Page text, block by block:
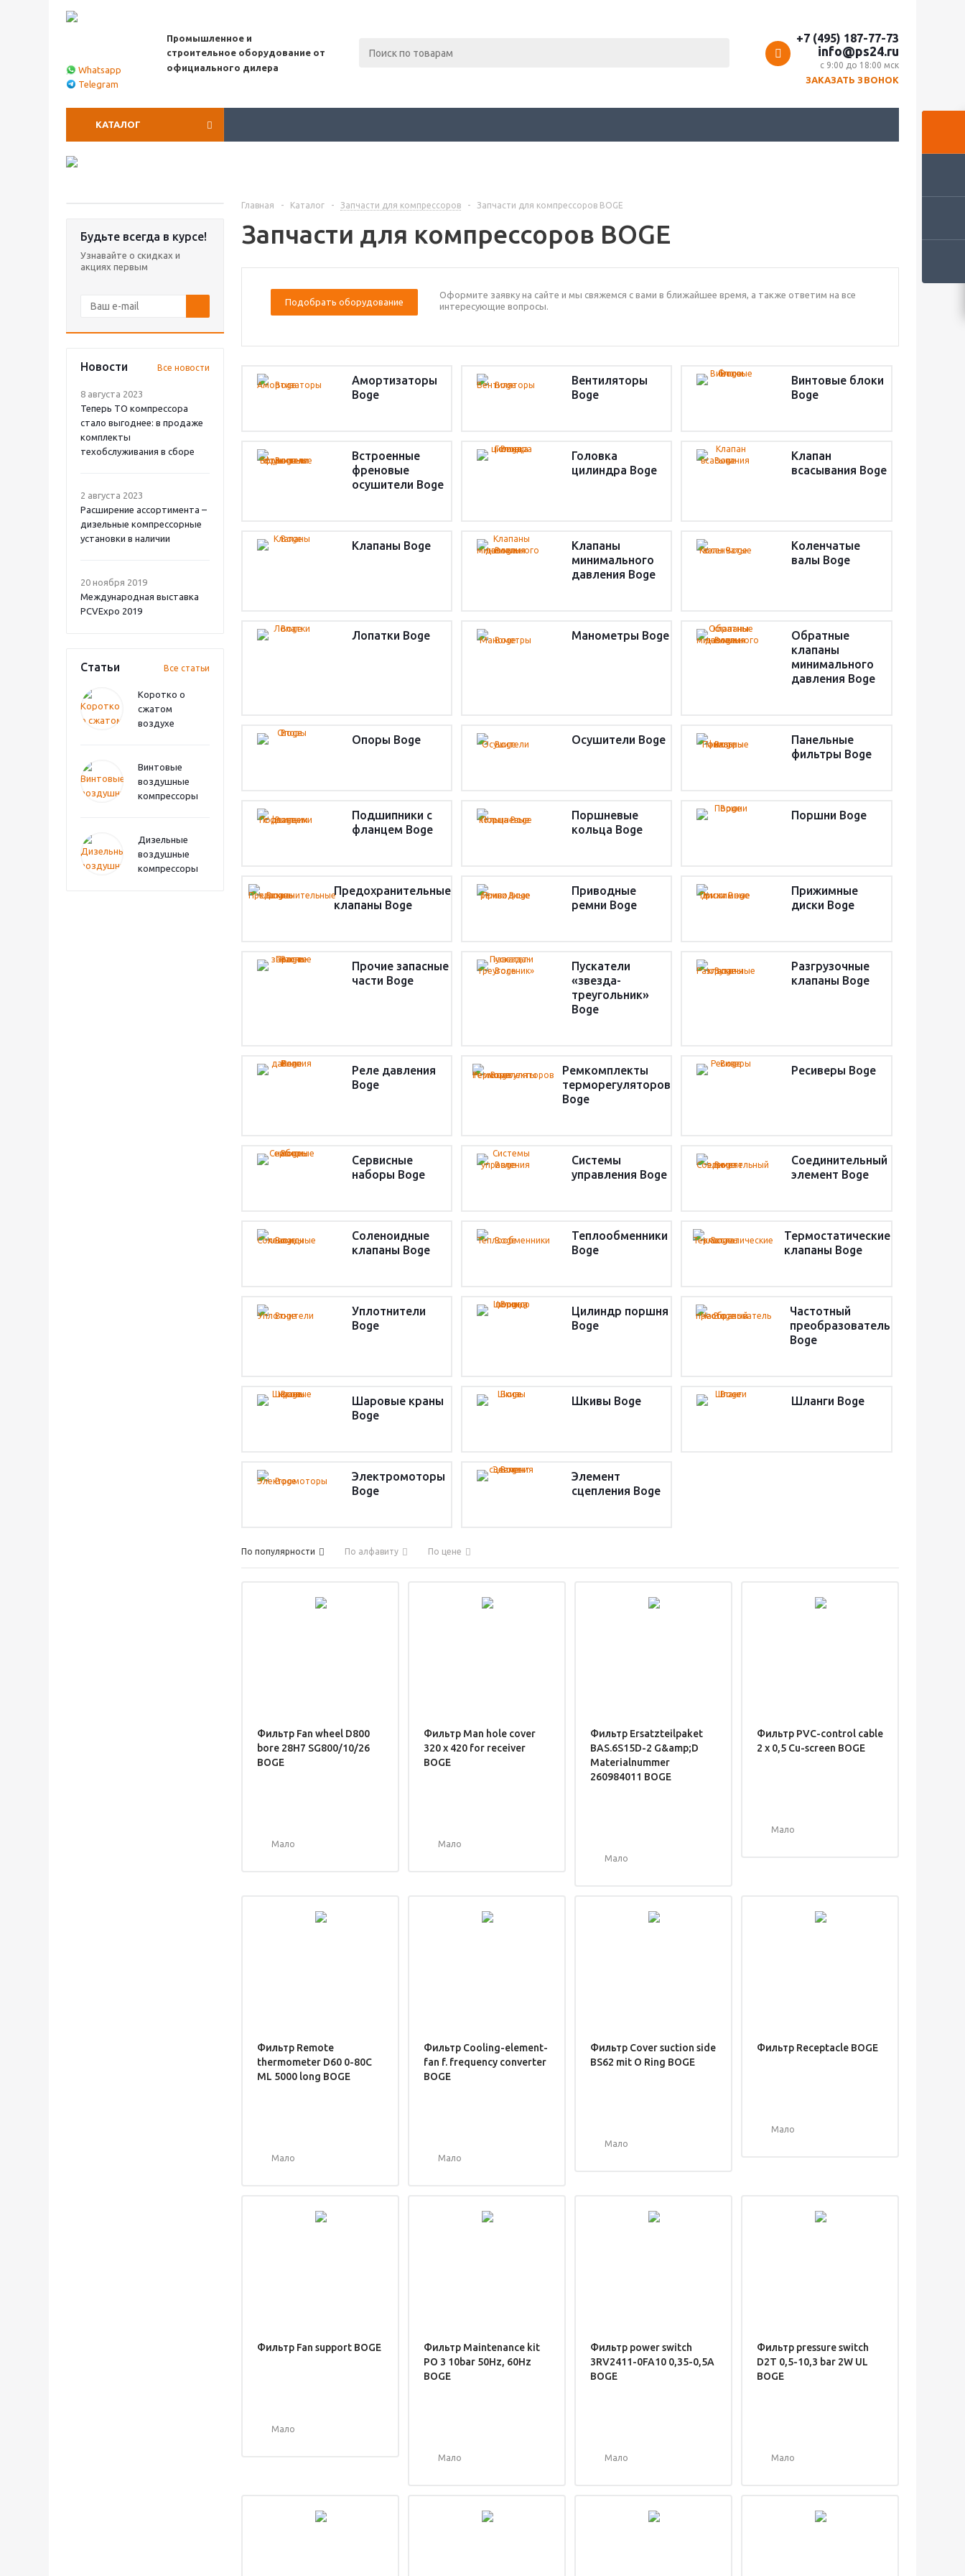
Whatsapp
Telegram
Промышленное и
строительное оборудование от
официального дилера
+7 (495) 187-77-73
info@ps24.ru
с 9:00 до 18:00 мск
ЗАКАЗАТЬ ЗВОНОК
КАТАЛОГ
Будьте всегда в курсе!
Узнавайте о скидках и
акциях первым
Новости Все новости
8 августа 2023
Теперь ТО компрессора
стало выгоднее: в продаже
комплекты
техобслуживания в сборе
2 августа 2023
Расширение ассортимента –
дизельные компрессорные
установки в наличии
20 ноября 2019
Международная выставка
PCVExpo 2019
Статьи Все статьи
Коротко о
сжатом
воздухе
Винтовые
воздушные
компрессоры
Дизельные
воздушные
компрессоры
Главная - Каталог - Запчасти для компрессоров - Запчасти для компрессоров BOGE
Запчасти для компрессоров BOGE
Подобрать оборудование
Оформите заявку на сайте и мы свяжемся с вами в ближайшее время, а также ответим на все
интересующие вопросы.
Амортизаторы
Boge
Вентиляторы
Boge
Винтовые блоки
Boge
Встроенные
френовые
осушители Boge
Головка
цилиндра Boge
Клапан
всасывания Boge
Клапаны Boge
Клапаны
минимального
давления Boge
Коленчатые
валы Boge
Лопатки Boge Манометры Boge
Обратные
клапаны
минимального
давления Boge
Опоры Boge Осушители Boge
Панельные
фильтры Boge
Подшипники с
фланцем Boge
Поршневые
кольца Boge
Поршни Boge
Предохранительные
клапаны Boge
Приводные
ремни Boge
Прижимные
диски Boge
Прочие запасные
части Boge
Пускатели
«звезда-
треугольник»
Boge
Разгрузочные
клапаны Boge
Реле давления
Boge
Ремкомплекты
терморегуляторов
Boge
Ресиверы Boge
Сервисные
наборы Boge
Системы
управления Boge
Соединительный
элемент Boge
Соленоидные
клапаны Boge
Теплообменники
Boge
Термостатические
клапаны Boge
Уплотнители
Boge
Цилиндр поршня
Boge
Частотный
преобразователь
Boge
Шаровые краны
Boge
Шкивы Boge Шланги Boge
Электромоторы
Boge
Элемент
сцепления Boge
По популярности По алфавиту По цене
Фильтр Fan wheel D800
bore 28H7 SG800/10/26
BOGE
Мало
Фильтр Man hole cover
320 x 420 for receiver
BOGE
Мало
Фильтр Ersatzteilpaket
BAS.6S15D-2 G&amp;D
Materialnummer
260984011 BOGE
Мало
Фильтр PVC-control cable
2 x 0,5 Cu-screen BOGE
Мало
Фильтр Remote
thermometer D60 0-80C
ML 5000 long BOGE
Мало
Фильтр Cooling-element-
fan f. frequency converter
BOGE
Мало
Фильтр Cover suction side
BS62 mit O Ring BOGE
Мало
Фильтр Receptacle BOGE
Мало
Фильтр Fan support BOGE
Мало
Фильтр Maintenance kit
PO 3 10bar 50Hz, 60Hz
BOGE
Мало
Фильтр power switch
3RV2411-0FA10 0,35-0,5A
BOGE
Мало
Фильтр pressure switch
D2T 0,5-10,3 bar 2W UL
BOGE
Мало